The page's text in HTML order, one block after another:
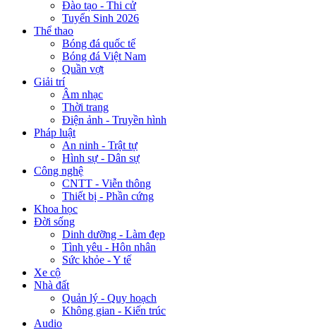
Đào tạo - Thi cử
Tuyển Sinh 2026
Thể thao
Bóng đá quốc tế
Bóng đá Việt Nam
Quần vợt
Giải trí
Âm nhạc
Thời trang
Điện ảnh - Truyền hình
Pháp luật
An ninh - Trật tự
Hình sự - Dân sự
Công nghệ
CNTT - Viễn thông
Thiết bị - Phần cứng
Khoa học
Đời sống
Dinh dưỡng - Làm đẹp
Tình yêu - Hôn nhân
Sức khỏe - Y tế
Xe cộ
Nhà đất
Quản lý - Quy hoạch
Không gian - Kiến trúc
Audio